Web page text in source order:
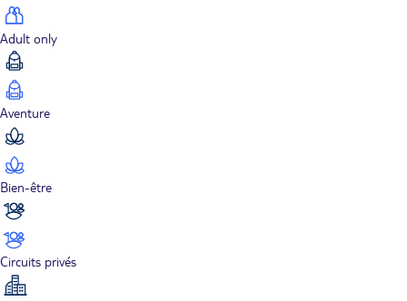
Adult only
Aventure
Bien-être
Circuits privés